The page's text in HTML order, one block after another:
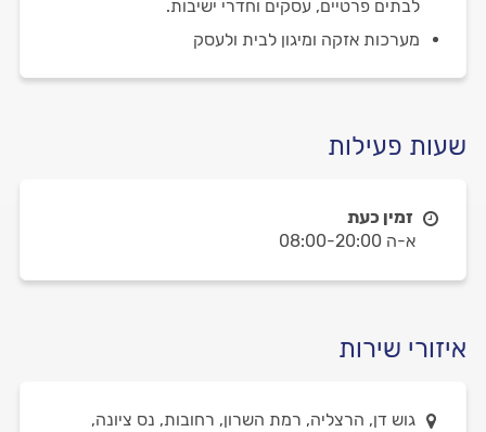
לבתים פרטיים, עסקים וחדרי ישיבות.
מערכות אזקה ומיגון לבית ולעסק
שעות פעילות
זמין כעת
א-ה 08:00-20:00
איזורי שירות
גוש דן, הרצליה, רמת השרון, רחובות, נס ציונה,